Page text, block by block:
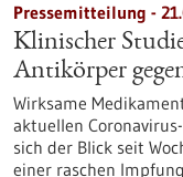
Pressemitteilung -
Klinischer
Antikörper
Wirksame
aktuellen
sich der Blick seit
einer raschen